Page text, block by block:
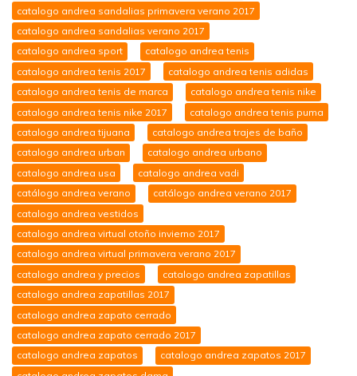
catalogo andrea sandalias primavera verano 2017
catalogo andrea sandalias verano 2017
catalogo andrea sport
catalogo andrea tenis
catalogo andrea tenis 2017
catalogo andrea tenis adidas
catalogo andrea tenis de marca
catalogo andrea tenis nike
catalogo andrea tenis nike 2017
catalogo andrea tenis puma
catalogo andrea tijuana
catalogo andrea trajes de baño
catalogo andrea urban
catalogo andrea urbano
catalogo andrea usa
catalogo andrea vadi
catálogo andrea verano
catálogo andrea verano 2017
catalogo andrea vestidos
catalogo andrea virtual otoño invierno 2017
catalogo andrea virtual primavera verano 2017
catalogo andrea y precios
catalogo andrea zapatillas
catalogo andrea zapatillas 2017
catalogo andrea zapato cerrado
catalogo andrea zapato cerrado 2017
catalogo andrea zapatos
catalogo andrea zapatos 2017